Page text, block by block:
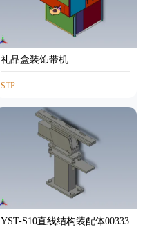
礼品盒装饰带机
STP
YST-S10直线结构装配体00333